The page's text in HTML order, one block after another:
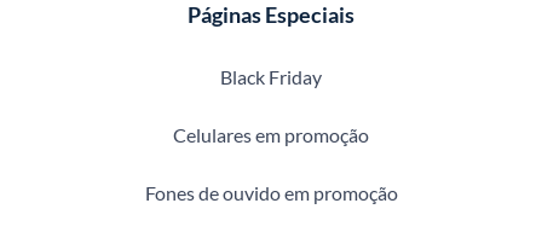
Páginas Especiais
Black Friday
Celulares em promoção
Fones de ouvido em promoção